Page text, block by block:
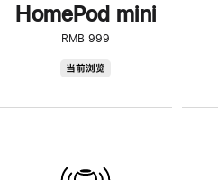
HomePod mini
RMB 999
当前浏览